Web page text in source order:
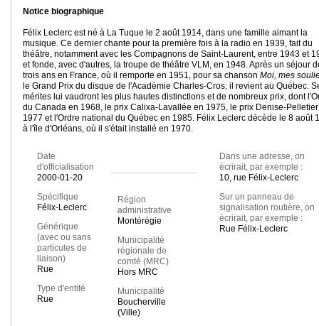
Notice biographique
Félix Leclerc est né à La Tuque le 2 août 1914, dans une famille aimant la
musique. Ce dernier chante pour la première fois à la radio en 1939, fait du
théâtre, notamment avec les Compagnons de Saint-Laurent, entre 1943 et
et fonde, avec d'autres, la troupe de théâtre VLM, en 1948. Après un séjour
trois ans en France, où il remporte en 1951, pour sa chanson Moi, mes
le Grand Prix du disque de l'Académie Charles-Cros, il revient au Québec.
mérites lui vaudront les plus hautes distinctions et de nombreux prix, dont
du Canada en 1968, le prix Calixa-Lavallée en 1975, le prix Denise-
1977 et l'Ordre national du Québec en 1985. Félix Leclerc décède le 8 août
à l'île d'Orléans, où il s'était installé en 1970.
Date
d'officialisation
2000-01-20
Spécifique
Félix-Leclerc
Générique
(avec ou sans
particules de
liaison)
Rue
Type d'entité
Rue
Région
administrative
Montérégie
Municipalité
régionale de
comté (MRC)
Hors MRC
Municipalité
Boucherville
(Ville)
Dans une adresse, on
écrirait, par exemple :
10, rue Félix-Leclerc
Sur un panneau de
signalisation routière, on
écrirait, par exemple :
Rue Félix-Leclerc